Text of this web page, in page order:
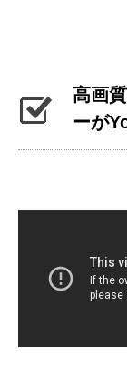
高画
ーが